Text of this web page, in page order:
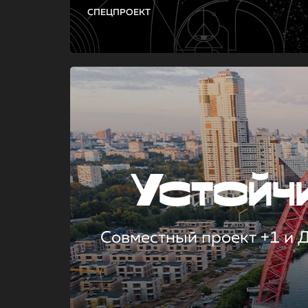
СПЕЦПРОЕКТ
Совместный проект +1 и